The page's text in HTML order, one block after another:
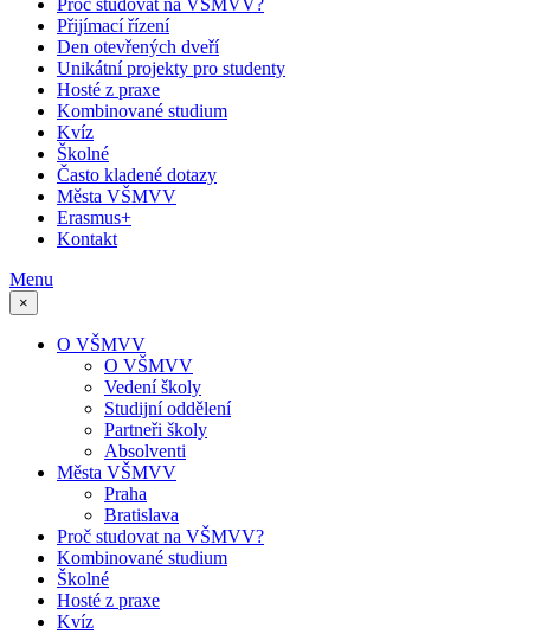
Proč studovat na VŠMVV?
Přijímací řízení
Den otevřených dveří
Unikátní projekty pro studenty
Hosté z praxe
Kombinované studium
Kvíz
Školné
Často kladené dotazy
Města VŠMVV
Erasmus+
Kontakt
Menu
×
O VŠMVV
O VŠMVV
Vedení školy
Studijní oddělení
Partneři školy
Absolventi
Města VŠMVV
Praha
Bratislava
Proč studovat na VŠMVV?
Kombinované studium
Školné
Hosté z praxe
Kvíz